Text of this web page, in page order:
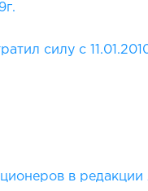
силу с
в редакции